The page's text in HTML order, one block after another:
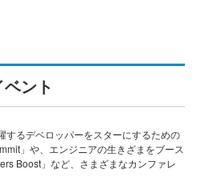
ベント
るデベロッパーをスターにするための
」や、エンジニアの生きざまをブース
Boost」など、さまざまなカンファレ